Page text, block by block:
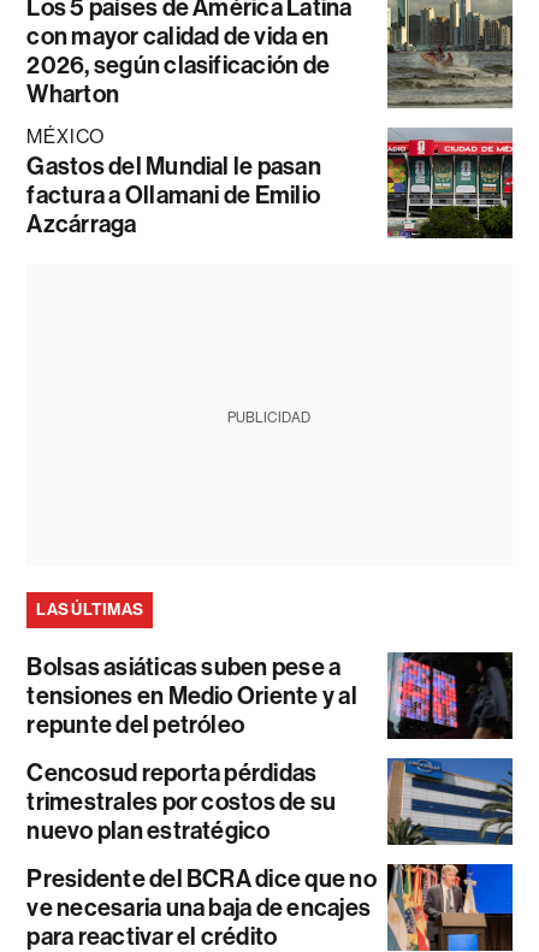
Los 5 países de América Latina
con mayor calidad de vida en
2026, según clasificación de
Wharton
MÉXICO
Gastos del Mundial le pasan
factura a Ollamani de Emilio
Azcárraga
PUBLICIDAD
LAS ÚLTIMAS
Bolsas asiáticas suben pese a
tensiones en Medio Oriente y al
repunte del petróleo
Cencosud reporta pérdidas
trimestrales por costos de su
nuevo plan estratégico
Presidente del BCRA dice que no
ve necesaria una baja de encajes
para reactivar el crédito